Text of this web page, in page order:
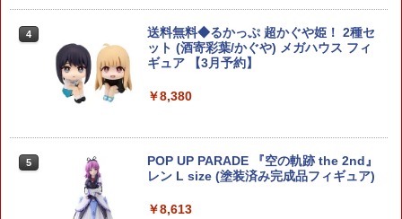
￥2,618
￥2,980
4
送料無料◆るかっぷ 超かぐや姫！ 2種セ
ット (酒寄彩葉/かぐや) メガハウス フィ
ギュア 【3月予約】
￥8,380
5
POP UP PARADE 『空の軌跡 the 2nd』
レン L size (塗装済み完成品フィギュア)
￥8,613